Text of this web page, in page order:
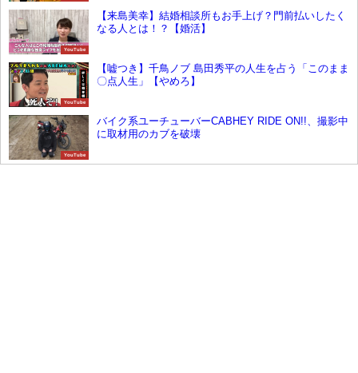
YouTube
【来島美幸】結婚相談所もお手上げ？門前払いしたく
なる人とは！？【婚活】
YouTube
【嘘つき】千鳥ノブ 島田秀平の人生を占う「このまま
〇点人生」【やめろ】
YouTube
バイク系ユーチューバーCABHEY RIDE ON!!、撮影中
に取材用のカブを破壊